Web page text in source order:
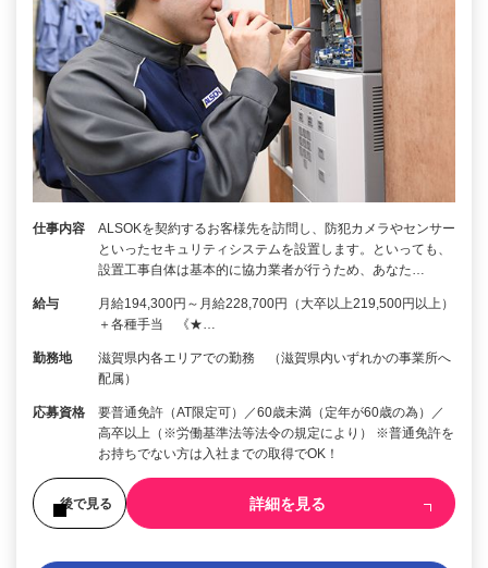
仕事内容
ALSOKを契約するお客様先を訪問し、防犯カメラやセンサー
といったセキュリティシステムを設置します。といっても、
設置工事自体は基本的に協力業者が行うため、あなた…
給与
月給194,300円～月給228,700円（大卒以上219,500円以上）
＋各種手当 《★…
勤務地
滋賀県内各エリアでの勤務 （滋賀県内いずれかの事業所へ
配属）
応募資格
要普通免許（AT限定可）／60歳未満（定年が60歳の為）／
高卒以上（※労働基準法等法令の規定により） ※普通免許を
お持ちでない方は入社までの取得でOK！
後で見る 詳細を見る